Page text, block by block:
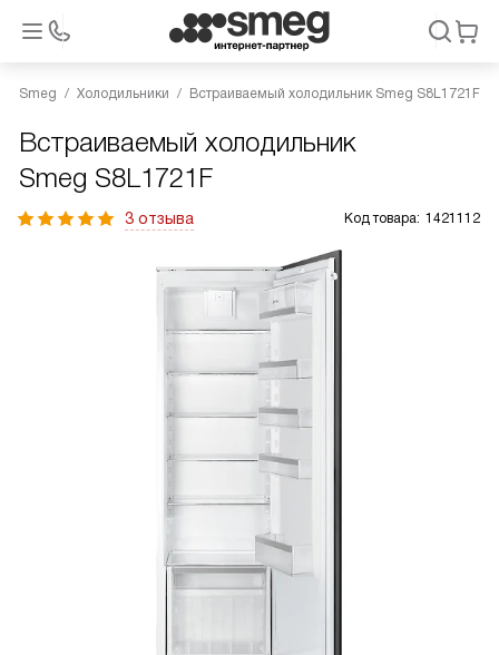
Smeg Холодильники Встраиваемый холодильник Smeg S8L1721F
Встраиваемый холодильник
Smeg S8L1721F
3 отзыва Код товара: 1421112